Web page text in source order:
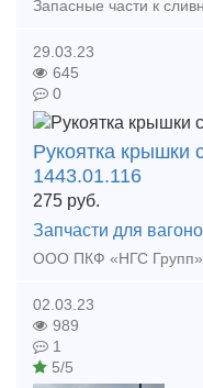
29.03.23
645
0
Рукоятка крышки
1443.01.116
275 руб.
Запчасти для
02.03.23
989
1
5/5